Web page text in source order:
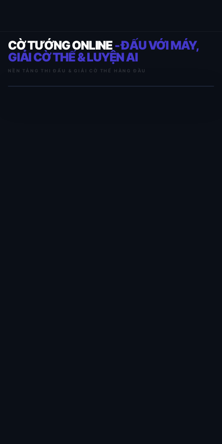
CỜ TƯỚNG ONLINE- ĐẤU VỚI MÁY,
GIẢI CỜ THẾ & LUYỆN AI
NỀN TẢNG THI ĐẤU & GIẢI CỜ THẾ HÀNG ĐẦU